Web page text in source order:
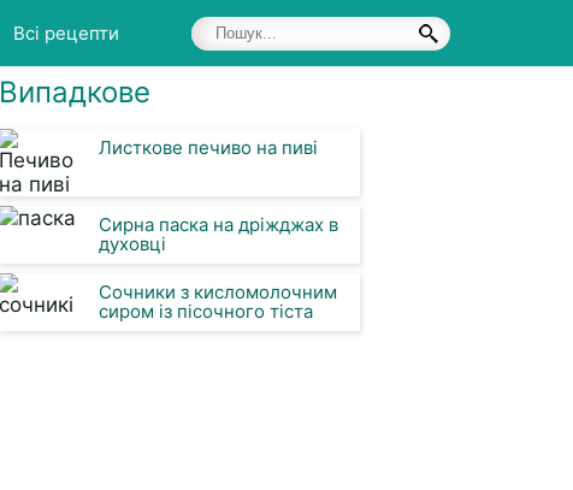
Всі рецепти
Випадкове
Листкове печиво на пиві
Сирна паска на дріжджах в
духовці
Сочники з кисломолочним
сиром із пісочного тіста